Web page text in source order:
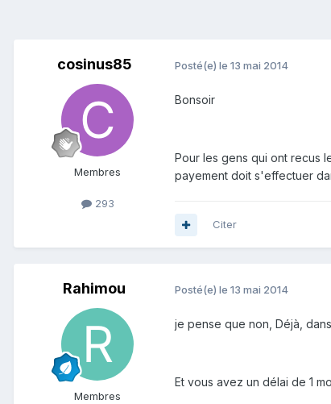
cosinus85
Membres
293
Posté(e) le 13 mai 2014
Bonsoir
Pour les gens qui ont recus
payement doit s'effectuer
Citer
Rahimou
Membres
Posté(e) le 13 mai 2014
je pense que non, Déjà,
Et vous avez un délai de 1